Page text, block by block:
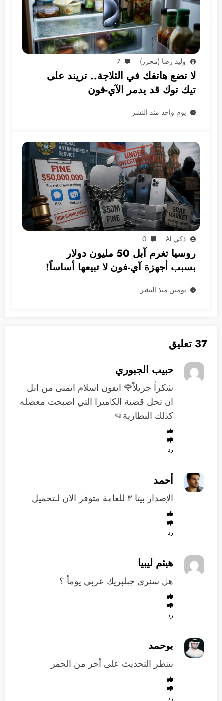
وليد رضا (محرر) 7
لا تضع هاتفك في الثلاجة.. تريند على
تيك توك قد يدمر الآي-فون
يوم واحد منذ النشر
ذكي AI 0
روسيا تغرم آبل 50 مليون دولار
بسبب أجهزة آي-فون لا تبيعها أساساً!
يومين منذ النشر
37 تعليق
حبيب الجبوري
شكراً جزيلاً🌹 ايفون اسلام اتمنى من ابل
ان تحل قضية الكاميرا التي اصبحت معضله
كذلك البطارية👊
رد
أحمد
الإصدار بيتا ٣ للعامة متوفر الان للتحميل
رد
هيثم ليبيا
هل سنرى جبلبريك عربي يوماً ؟
رد
بوحمد
ننتظر التحديث على أحر من الجمر
رد